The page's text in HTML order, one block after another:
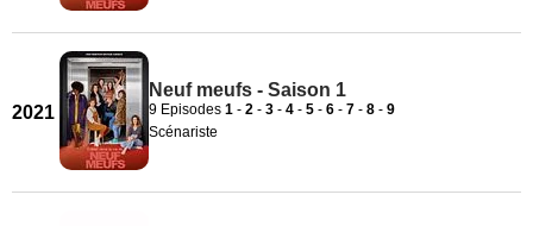
2021
Neuf meufs - Saison 1
9 Episodes 1 - 2 - 3 - 4 - 5 - 6 - 7 - 8 - 9
Scénariste